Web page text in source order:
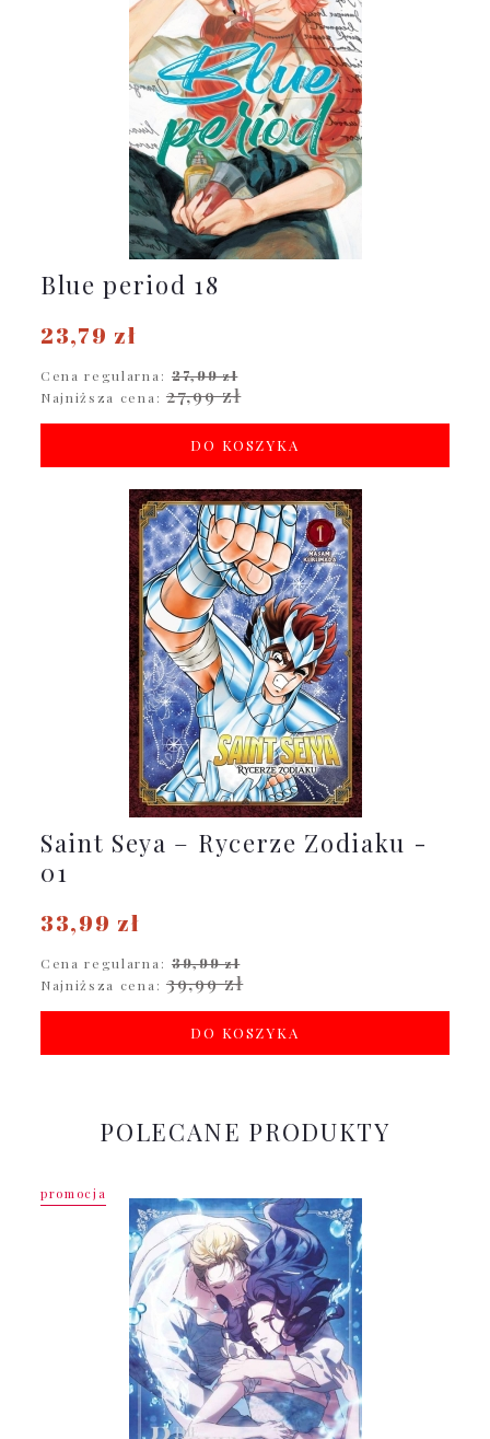
Blue period 18
23,79 zł
Cena regularna: 27,99 zł
Najniższa cena: 27,99 zł
DO KOSZYKA
Saint Seya – Rycerze Zodiaku -
01
33,99 zł
Cena regularna: 39,99 zł
Najniższa cena: 39,99 zł
DO KOSZYKA
POLECANE PRODUKTY
promocja